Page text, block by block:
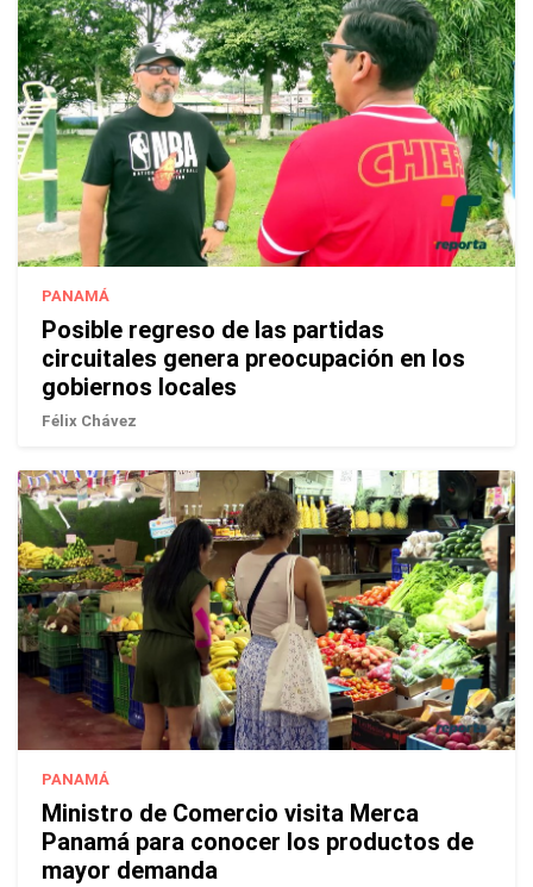
PANAMÁ
Posible regreso de las partidas
circuitales genera preocupación en los
gobiernos locales
Félix Chávez
PANAMÁ
Ministro de Comercio visita Merca
Panamá para conocer los productos de
mayor demanda